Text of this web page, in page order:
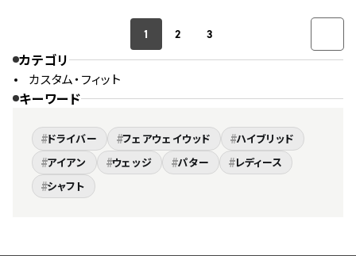
1 2 3
カテゴリ
カスタム・フィット
キーワード
#ドライバー #フェアウェイウッド #ハイブリッド
#アイアン #ウェッジ #パター #レディース
#シャフト